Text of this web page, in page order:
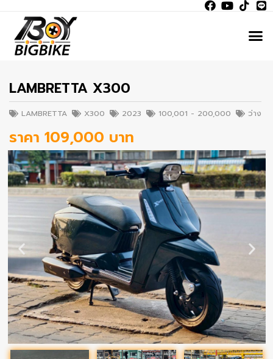
LAMBRETTA X300
LAMBRETTA X300 2023 100,001 - 200,000 ว่าง
ราคา 109,000 บาท